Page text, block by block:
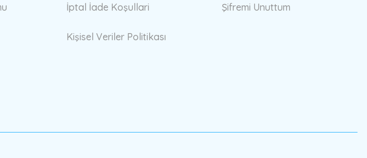
İptal İade Koşullari
Kişisel Veriler Politikası
Şifremi Unuttum